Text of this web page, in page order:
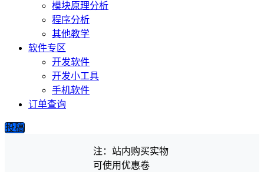
模块原理分析
程序分析
其他教学
软件专区
开发软件
开发小工具
手机软件
订单查询
投稿
注：站内购买实物
可使用优惠卷